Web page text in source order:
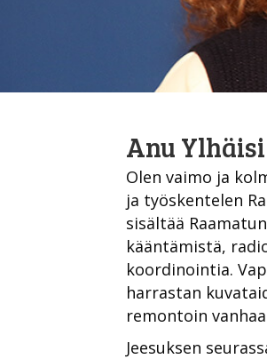
Anu Ylhäisi
Olen vaimo ja
ja työskentelen
sisältää
kääntämistä,
koordinointia.
harrastan
remontoin
Jeesuksen